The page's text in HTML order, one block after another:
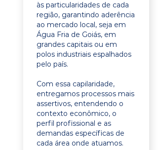
às particularidades de cada
região, garantindo aderência
ao mercado local, seja em
Água Fria de Goiás, em
grandes capitais ou em
polos industriais espalhados
pelo país.
Com essa capilaridade,
entregamos processos mais
assertivos, entendendo o
contexto econômico, o
perfil profissional e as
demandas específicas de
cada área onde atuamos.